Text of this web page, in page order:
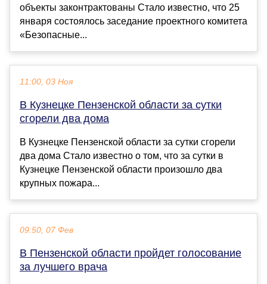
объекты законтрактованы Стало известно, что 25
января состоялось заседание проектного комитета
«Безопасные...
11:00, 03 Ноя
В Кузнецке Пензенской области за сутки
сгорели два дома
В Кузнецке Пензенской области за сутки сгорели
два дома Стало известно о том, что за сутки в
Кузнецке Пензенской области произошло два
крупных пожара...
09:50, 07 Фев
В Пензенской области пройдет голосование
за лучшего врача